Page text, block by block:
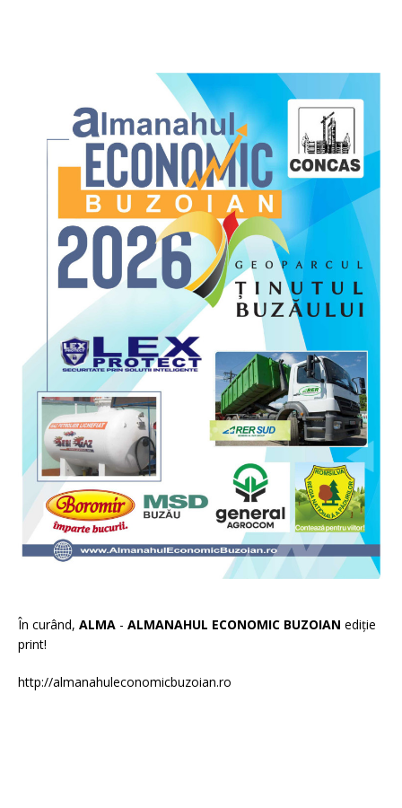
În curând, ALMA - ALMANAHUL ECONOMIC BUZOIAN ediție
print!
http://almanahuleconomicbuzoian.ro